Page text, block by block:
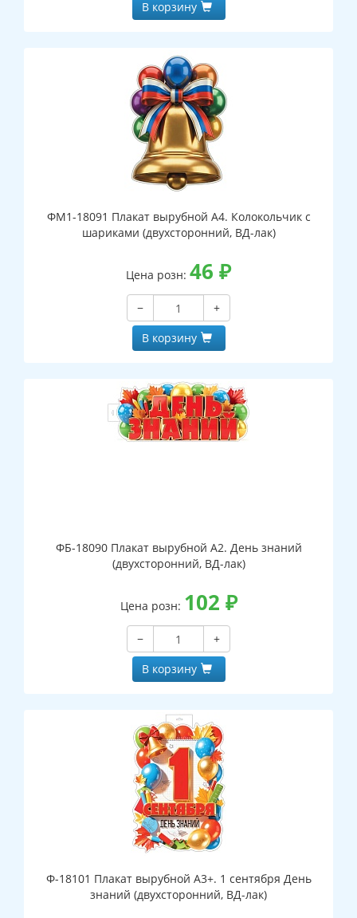
В корзину
ФМ1-18091 Плакат вырубной А4. Колокольчик с
шариками (двухсторонний, ВД-лак)
Цена розн: 46 ₽
−
+
В корзину
ФБ-18090 Плакат вырубной А2. День знаний
(двухсторонний, ВД-лак)
Цена розн: 102 ₽
−
+
В корзину
Ф-18101 Плакат вырубной А3+. 1 сентября День
знаний (двухсторонний, ВД-лак)